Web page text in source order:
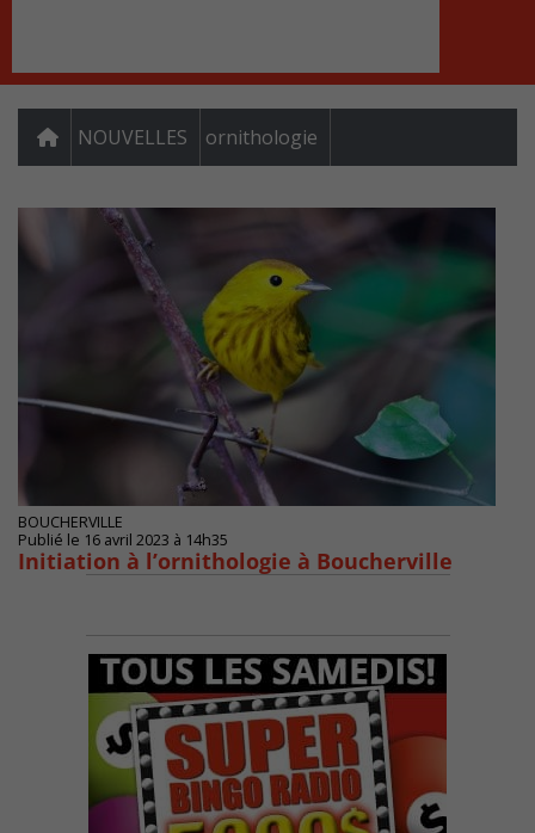
NOUVELLES ornithologie
BOUCHERVILLE
Publié le 16 avril 2023 à 14h35
Initiation à l’ornithologie à Boucherville